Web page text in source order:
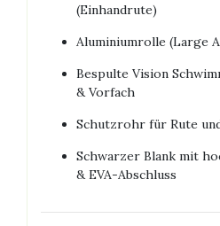
(Einhandrute)
Aluminiumrolle (Large
Bespulte Vision
& Vorfach
Schutzrohr für Rute
Schwarzer Blank mit
& EVA-Abschluss